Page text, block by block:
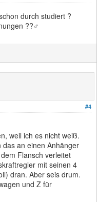
durch studiert ?
??‍♂️
#4
weil ich es nicht weiß.
das an einen Anhänger
Flansch verleitet
mit seinen 4
dran. Aber seis drum.
und Z für